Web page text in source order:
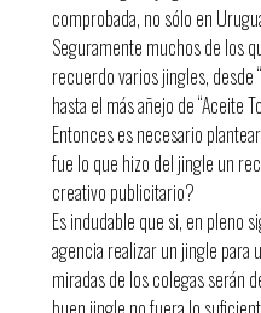
comprobada, no sólo en
Seguramente muchos de los
recuerdo varios jingles, desde
hasta el más añejo de “Aceite
Entonces es necesario
fue lo que hizo del jingle un
creativo publicitario?
Es indudable que si, en pleno
agencia realizar un jingle para
miradas de los colegas serán